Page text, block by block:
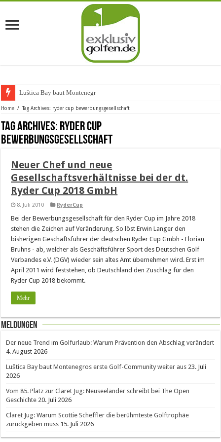
Luštica Bay baut Montenegros e
Home / Tag Archives: ryder cup bewerbungsgesellschaft
Tag Archives: ryder cup
bewerbungsgesellschaft
Neuer Chef und neue
Gesellschaftsverhältnisse bei der dt.
Ryder Cup 2018 GmbH
8. Juli 2010 RyderCup
Bei der Bewerbungsgesellschaft für den Ryder Cup im Jahre 2018
stehen die Zeichen auf Veränderung. So löst Erwin Langer den
bisherigen Geschäftsführer der deutschen Ryder Cup Gmbh - Florian
Bruhns - ab, welcher als Geschäftsführer Sport des Deutschen Golf
Verbandes e.V. (DGV) wieder sein altes Amt übernehmen wird. Erst im
April 2011 wird feststehen, ob Deutschland den Zuschlag für den
Ryder Cup 2018 bekommt.
Mehr
Meldungen
Der neue Trend im Golfurlaub: Warum Prävention den Abschlag verändert
4. August 2026
Luštica Bay baut Montenegros erste Golf-Community weiter aus 23. Juli
2026
Vom 85. Platz zur Claret Jug: Neuseeländer schreibt bei The Open
Geschichte 20. Juli 2026
Claret Jug: Warum Scottie Scheffler die berühmteste Golftrophäe
zurückgeben muss 15. Juli 2026